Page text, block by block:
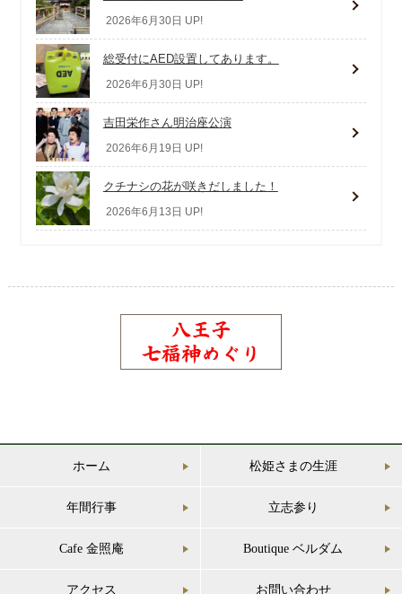
2026年6月30日 UP!
総受付にAED設置してあります。
2026年6月30日 UP!
吉田栄作さん明治座公演
2026年6月19日 UP!
クチナシの花が咲きだしました！
2026年6月13日 UP!
ホーム 松姫さまの生涯
年間行事 立志参り
Cafe 金照庵 Boutique ベルダム
アクセス お問い合わせ